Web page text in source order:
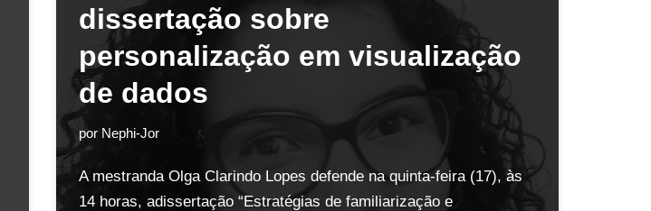
dissertação sobre
personalização em visualização
de dados
por Nephi-Jor
A mestranda Olga Clarindo Lopes defende na quinta-feira (17), às
14 horas, adissertação “Estratégias de familiarização e